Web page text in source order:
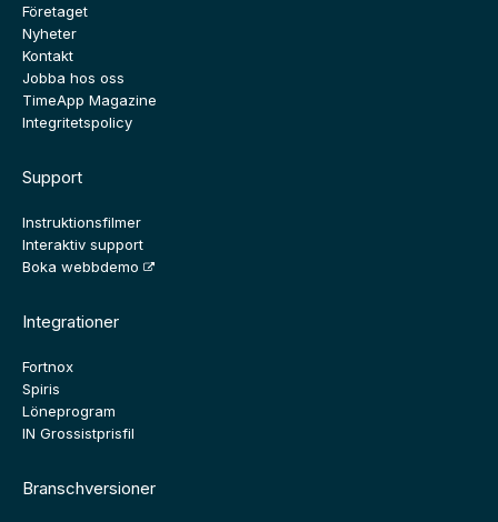
Företaget
Nyheter
Kontakt
Jobba hos oss
TimeApp Magazine
Integritetspolicy
Support
Instruktionsfilmer
Interaktiv support
Boka webbdemo
Integrationer
Fortnox
Spiris
Löneprogram
IN Grossistprisfil
Branschversioner